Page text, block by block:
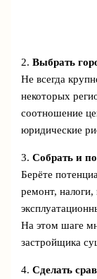
2.Выбрать
Не всегда
некоторых
соотношение
юридические
3.Собрать и
Берёте
ремонт,
На этом шаге
застройщика
4.Сделать